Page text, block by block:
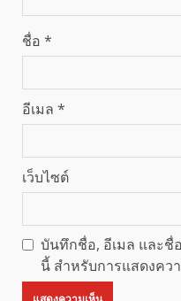
ชื่อ *
อีเมล *
เว็บไซต์
บันทึกชื่อ, อีเมล และชื่
นี้ สำหรับการแสดงคว